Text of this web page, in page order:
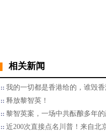
相关新闻
我的一切都是香港给的，谁毁
释放黎智英！
黎智英案，一场中共酝酿多年
近200次直接点名川普！来自北